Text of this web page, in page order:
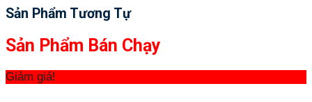
Sản Phẩm Tương Tự
Sản Phẩm Bán Chạy
Giảm giá!